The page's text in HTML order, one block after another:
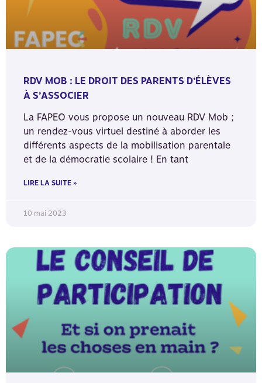
RDV MOB : LE DROIT DES PARENTS D’ÉLÈVES
À S’ASSOCIER
La FAPEO vous propose un nouveau RDV Mob ;
un rendez-vous virtuel destiné à aborder les
différents aspects de la mobilisation parentale
et de la démocratie scolaire ! En tant
LIRE LA SUITE »
10 mai 2023